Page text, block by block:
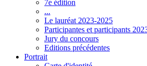
7e édition
...
Le lauréat 2023-2025
Participantes et participants
Jury du concours
Editions précédentes
Portrait